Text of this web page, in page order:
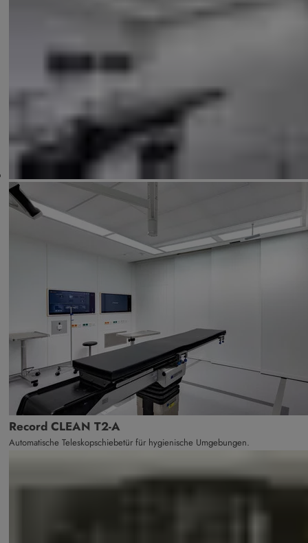
Record CLEAN T2-A
Automatische Teleskopschiebetür für hygienische Umgebungen.